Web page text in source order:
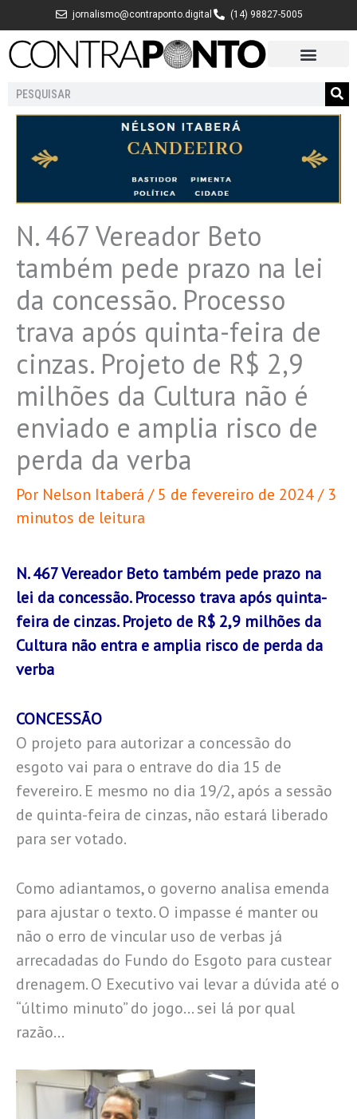
para
jornalismo@contraponto.digital (14) 98827-5005
Pesquisar
N. 467 Vereador Beto
também pede prazo na lei
da concessão. Processo
trava após quinta-feira de
cinzas. Projeto de R$ 2,9
milhões da Cultura não é
enviado e amplia risco de
perda da verba
Por Nelson Itaberá /5 de fevereiro de 2024/ 3
minutos de leitura
N. 467 Vereador Beto também pede prazo na
lei da concessão. Processo trava após quinta-
feira de cinzas. Projeto de R$ 2,9 milhões da
Cultura não entra e amplia risco de perda da
verba
CONCESSÃO
O projeto para autorizar a concessão do
esgoto vai para o entrave do dia 15 de
fevereiro. E mesmo no dia 19/2, após a sessão
de quinta-feira de cinzas, não estará liberado
para ser votado.
Como adiantamos, o governo analisa emenda
para ajustar o texto. O impasse é manter ou
não o erro de vincular uso de verbas já
arrecadadas do Fundo do Esgoto para custear
drenagem. O Executivo vai levar a dúvida até o
“último minuto” do jogo… sei lá por qual
razão…